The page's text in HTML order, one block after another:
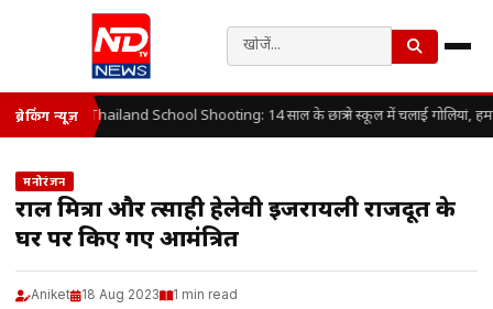
ब्रेकिंग न्यूज़ Thailand School Shooting: 14 साल के छात्र ने स्कूल में चलाई गोलियां,
मनोरंजन
राहुल मित्रा और त्साही हेलेवी इजरायली राजदूत के
घर पर किए गए आमंत्रित
Aniket 18 Aug 2023 1 min read